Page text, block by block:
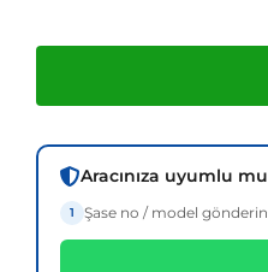
Aracınıza uyumlu mu
1 Şase no / model gönderin